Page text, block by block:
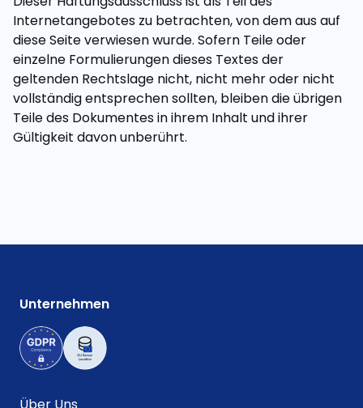
Internetangebotes zu betrachten, von dem aus auf
diese Seite verwiesen wurde. Sofern Teile oder
einzelne Formulierungen dieses Textes der
geltenden Rechtslage nicht, nicht mehr oder nicht
vollständig entsprechen sollten, bleiben die übrigen
Teile des Dokumentes in ihrem Inhalt und ihrer
Gültigkeit davon unberührt.
Unternehmen